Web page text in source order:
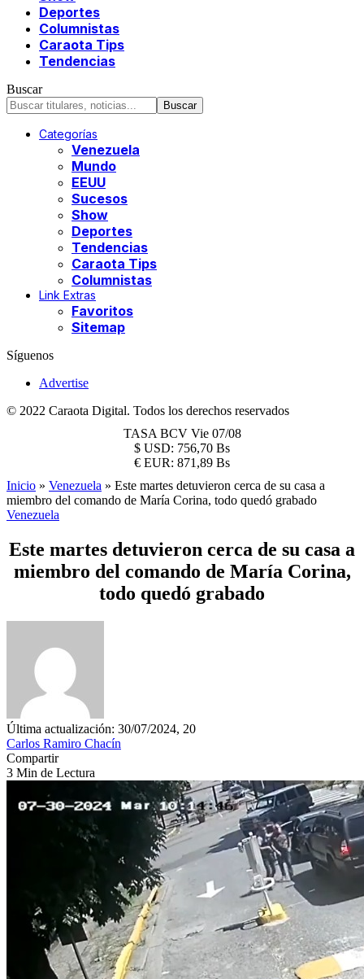
Deportes
Columnistas
Caraota Tips
Tendencias
Buscar
Categorías
Venezuela
Mundo
EEUU
Sucesos
Show
Deportes
Tendencias
Caraota Tips
Columnistas
Link Extras
Favoritos
Sitemap
Síguenos
Advertise
© 2022 Caraota Digital. Todos los derechos reservados
TASA BCV Vie 07/08
$ USD: 756,70 Bs
€ EUR: 871,89 Bs
Inicio » Venezuela » Este martes detuvieron cerca de su casa a
miembro del comando de María Corina, todo quedó grabado
Venezuela
Este martes detuvieron cerca de su casa a
miembro del comando de María Corina,
todo quedó grabado
Última actualización: 30/07/2024, 20
Carlos Ramiro Chacín
Compartir
3 Min de Lectura